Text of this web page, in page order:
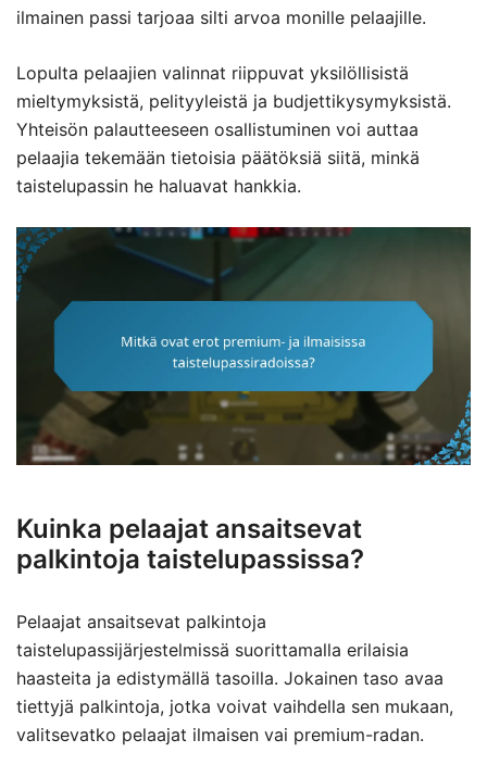
ilmainen passi tarjoaa silti arvoa monille pelaajille.
Lopulta pelaajien valinnat riippuvat yksilöllisistä
mieltymyksistä, pelityyleistä ja budjettikysymyksistä.
Yhteisön palautteeseen osallistuminen voi auttaa
pelaajia tekemään tietoisia päätöksiä siitä, minkä
taistelupassin he haluavat hankkia.
Kuinka pelaajat ansaitsevat
palkintoja taistelupassissa?
Pelaajat ansaitsevat palkintoja
taistelupassijärjestelmissä suorittamalla erilaisia
haasteita ja edistymällä tasoilla. Jokainen taso avaa
tiettyjä palkintoja, jotka voivat vaihdella sen mukaan,
valitsevatko pelaajat ilmaisen vai premium-radan.